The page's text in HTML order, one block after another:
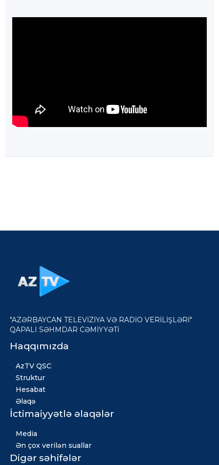
"AZƏRBAYCAN TELEVİZİYA VƏ RADİO VERİLİŞLƏRİ"
QAPALI SƏHMDAR CƏMİYYƏTİ
Haqqımızda
AzTV QSC
Struktur
Hesabat
Əlaqə
İctimaiyyətlə əlaqələr
Media
Ən çox verilən suallar
Digər səhifələr